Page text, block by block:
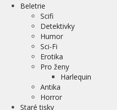
Beletrie
Scifi
Detektivky
Humor
Sci-Fi
Erotika
Pro ženy
Harlequin
Antika
Horror
Staré tisky